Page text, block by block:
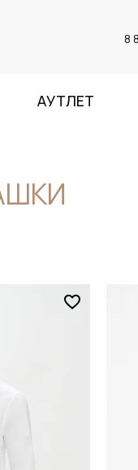
8
АУТЛЕТ